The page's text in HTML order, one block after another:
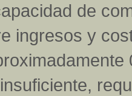
de
ingresos y